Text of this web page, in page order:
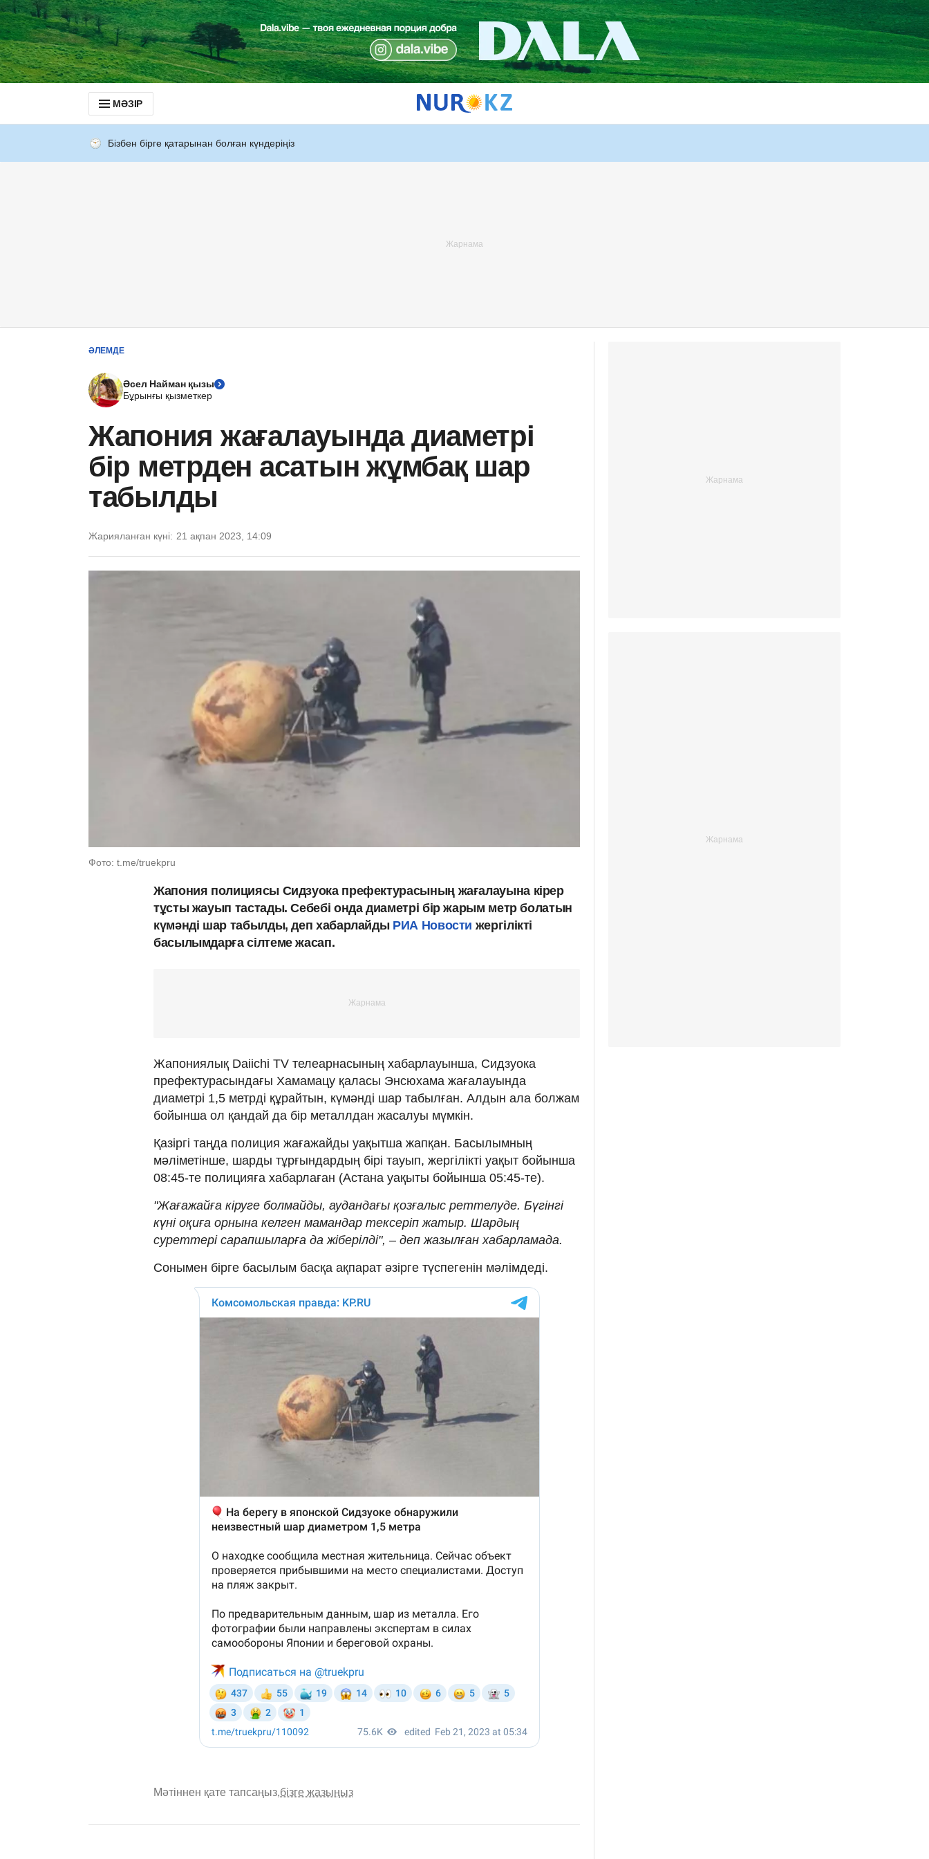
МӘЗІР
Бізбен бірге қатарынан болған күндеріңіз
ӘЛЕМДЕ
Әсел Найман қызы
Бұрынғы қызметкер
Жапония жағалауында диаметрі
бір метрден асатын жұмбақ шар
табылды
Жарияланған күні: 21 ақпан 2023, 14:09
Фото: t.me/truekpru
Жапония полициясы Сидзуока префектурасының жағалауына кірер
тұсты жауып тастады. Себебі онда диаметрі бір жарым метр болатын
күмәнді шар табылды, деп хабарлайды РИА Новости жергілікті
басылымдарға сілтеме жасап.
Жапониялық Daiichi TV телеарнасының хабарлауынша, Сидзуока
префектурасындағы Хамамацу қаласы Энсюхама жағалауында
диаметрі 1,5 метрді құрайтын, күмәнді шар табылған. Алдын ала болжам
бойынша ол қандай да бір металлдан жасалуы мүмкін.
Қазіргі таңда полиция жағажайды уақытша жапқан. Басылымның
мәліметінше, шарды тұрғындардың бірі тауып, жергілікті уақыт бойынша
08:45-те полицияға хабарлаған (Астана уақыты бойынша 05:45-те).
"Жағажайға кіруге болмайды, аудандағы қозғалыс реттелуде. Бүгінгі
күні оқиға орнына келген мамандар тексеріп жатыр. Шардың
суреттері сарапшыларға да жіберілді", – деп жазылған хабарламада.
Сонымен бірге басылым басқа ақпарат әзірге түспегенін мәлімдеді.
Мәтіннен қате тапсаңыз,бізге жазыңыз